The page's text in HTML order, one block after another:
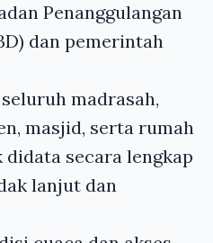
Penanggulangan
dan pemerintah
madrasah,
masjid, serta rumah
didata secara lengkap
lanjut dan